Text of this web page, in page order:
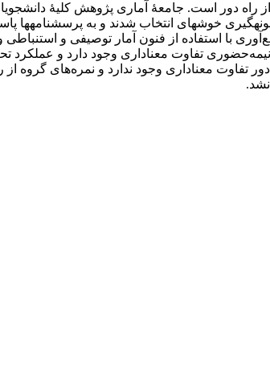
دور است. جامعۀ آماری پژوهش کلیۀ
اردبیل در سال تحصیلی 92-91 به تعداد 234 نفر بود. از میان افراد مذکور، 100 نفر به روش نمونه­گیری خوشه­ای
تفاوت معنا­داری وجود دارد و عملکرد
معناداری وجود ندارد و نمره‌های گروه از